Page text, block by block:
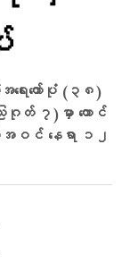
ရေးတော်ပုံ (၃၈)
တ် ၇)မှာ တောင်
အဝင် နေရာ ၁၂